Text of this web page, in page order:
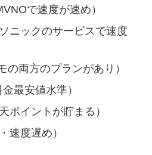
で速度が速め）
ニックのサービスで速度
の両方のプランがあり）
最安値水準）
ポイントが貯まる）
速度遅め）